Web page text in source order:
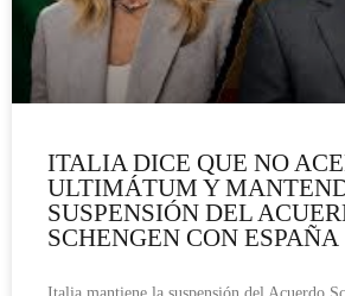
ITALIA DICE QUE NO
ULTIMÁTUM Y
SUSPENSIÓN DEL
SCHENGEN CON ESPAÑA